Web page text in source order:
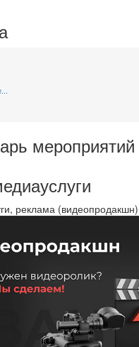
мероприятий
реклама